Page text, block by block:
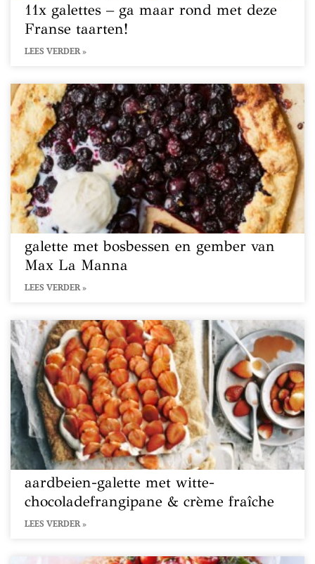
11x galettes – ga maar rond met deze
Franse taarten!
LEES VERDER »
galette met bosbessen en gember van
Max La Manna
LEES VERDER »
aardbeien-galette met witte-
chocoladefrangipane & crème fraîche
LEES VERDER »